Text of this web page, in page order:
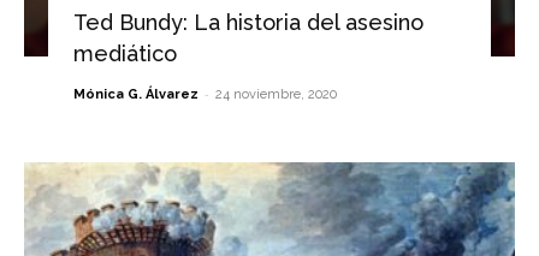
Ted Bundy: La historia del asesino
mediático
Mónica G. Álvarez - 24 noviembre, 2020